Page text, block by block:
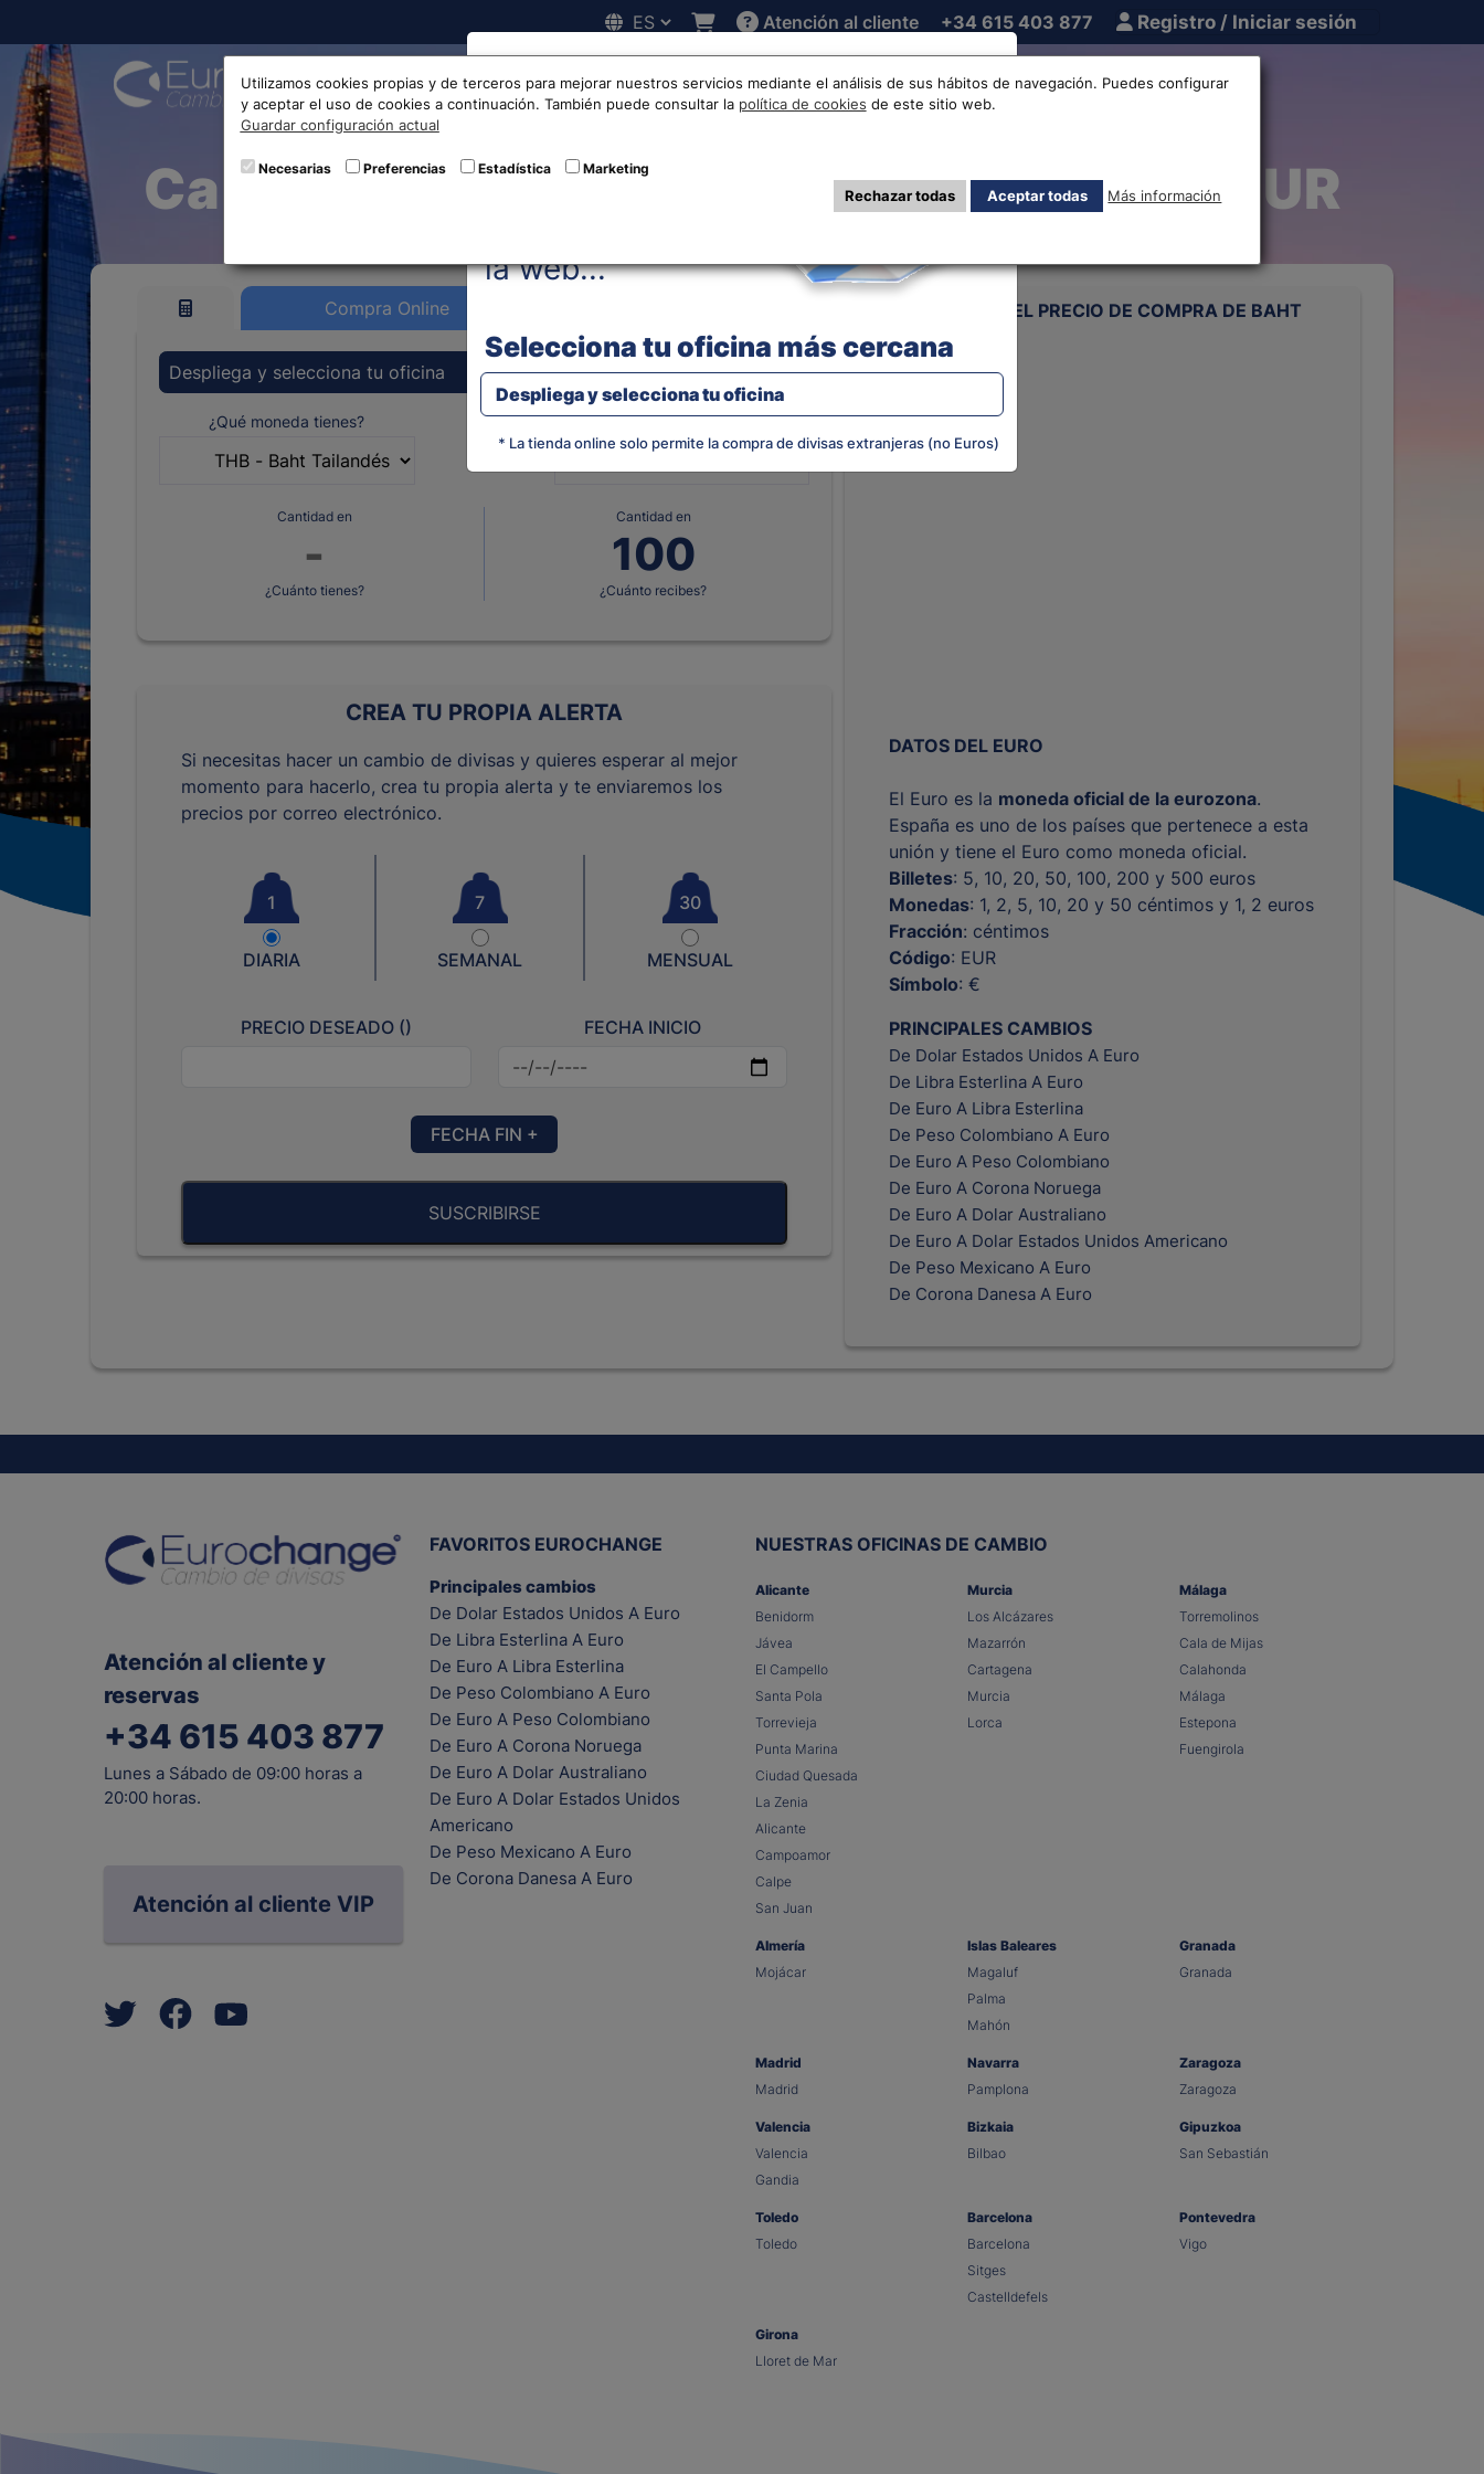
Atención al cliente +34 615 403 877 Registro / Iniciar sesión
Compra online Cotizaciones Localizaciones Trabaja con nosotros Otros
Hola!
la web...
Selecciona tu oficina más cercana
Despliega y selecciona tu oficina
* La tienda online solo permite la compra de divisas extranjeras (no Euros)
Cambio de Baht Tailandés a Euro THB-EUR
Compra Online
Despliega y selecciona tu oficina
¿Qué moneda tienes? ¿Qué moneda quieres?
Cantidad en
¿Cuánto tienes?
Cantidad en
¿Cuánto recibes?
CREA TU PROPIA ALERTA
Si necesitas hacer un cambio de divisas y quieres esperar al mejor
momento para hacerlo, crea tu propia alerta y te enviaremos los
precios por correo electrónico.
1
DIARIA
7
SEMANAL
30
MENSUAL
PRECIO DESEADO () FECHA INICIO
FECHA FIN +
SUSCRIBIRSE
EVOLUCIÓN DEL PRECIO DE COMPRA DE BAHT
TAILANDÉS
JS chart by amCharts
DATOS DEL EURO
El Euro es la moneda oficial de la eurozona.
España es uno de los países que pertenece a esta
unión y tiene el Euro como moneda oficial.
Billetes: 5, 10, 20, 50, 100, 200 y 500 euros
Monedas: 1, 2, 5, 10, 20 y 50 céntimos y 1, 2 euros
Fracción: céntimos
Código: EUR
Símbolo: €
PRINCIPALES CAMBIOS
De Dolar Estados Unidos A Euro
De Libra Esterlina A Euro
De Euro A Libra Esterlina
De Peso Colombiano A Euro
De Euro A Peso Colombiano
De Euro A Corona Noruega
De Euro A Dolar Australiano
De Euro A Dolar Estados Unidos Americano
De Peso Mexicano A Euro
De Corona Danesa A Euro
Atención al cliente y
reservas
+34 615 403 877
Lunes a Sábado de 09:00 horas a
20:00 horas.
Atención al cliente VIP
FAVORITOS EUROCHANGE
Principales cambios
De Dolar Estados Unidos A Euro
De Libra Esterlina A Euro
De Euro A Libra Esterlina
De Peso Colombiano A Euro
De Euro A Peso Colombiano
De Euro A Corona Noruega
De Euro A Dolar Australiano
De Euro A Dolar Estados Unidos
Americano
De Peso Mexicano A Euro
De Corona Danesa A Euro
NUESTRAS OFICINAS DE CAMBIO
Alicante
Benidorm
Jávea
El Campello
Santa Pola
Torrevieja
Punta Marina
Ciudad Quesada
La Zenia
Alicante
Campoamor
Calpe
San Juan
Murcia
Los Alcázares
Mazarrón
Cartagena
Murcia
Lorca
Málaga
Torremolinos
Cala de Mijas
Calahonda
Málaga
Estepona
Fuengirola
Almería
Mojácar
Islas Baleares
Magaluf
Palma
Mahón
Granada
Granada
Madrid
Madrid
Navarra
Pamplona
Zaragoza
Zaragoza
Valencia
Valencia
Gandia
Bizkaia
Bilbao
Gipuzkoa
San Sebastián
Toledo
Toledo
Barcelona
Barcelona
Sitges
Castelldefels
Pontevedra
Vigo
Girona
Lloret de Mar
Utilizamos cookies propias y de terceros para mejorar nuestros servicios mediante el análisis de sus hábitos de navegación. Puedes configurar
y aceptar el uso de cookies a continuación. También puede consultar la política de cookies de este sitio web.
Guardar configuración actual
Necesarias Preferencias Estadística Marketing
Rechazar todas Aceptar todas Más información